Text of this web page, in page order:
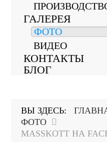
ГАЛЕРЕЯ
ФОТО
ВИДЕО
КОНТАКТЫ
БЛОГ
ВЫ ЗДЕСЬ:
ФОТО
MASSKOTT НА